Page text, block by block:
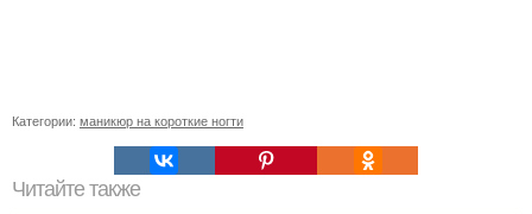
Категории: маникюр на короткие ногти
Читайте также